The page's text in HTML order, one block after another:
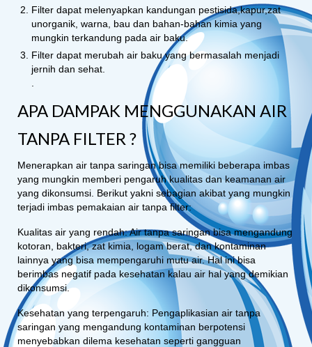
Filter dapat melenyapkan kandungan pestisida,kapur,zat
unorganik, warna, bau dan bahan-bahan kimia yang
mungkin terkandung pada air baku.
Filter dapat merubah air baku yang bermasalah menjadi
jernih dan sehat.
APA DAMPAK MENGGUNAKAN AIR
TANPA FILTER ?
Menerapkan air tanpa saringan bisa memiliki beberapa imbas
yang mungkin memberi pengaruh kualitas dan keamanan air
yang dikonsumsi. Berikut yakni sebagian akibat yang mungkin
terjadi imbas pemakaian air tanpa filter:
Kualitas air yang rendah: Air tanpa saringan bisa mengandung
kotoran, bakteri, zat kimia, logam berat, dan kontaminan
lainnya yang bisa mempengaruhi mutu air. Hal ini bisa
berimbas negatif pada kesehatan kalau air hal yang demikian
dikonsumsi.
Kesehatan yang terpengaruh: Pengaplikasian air tanpa
saringan yang mengandung kontaminan berpotensi
menyebabkan dilema kesehatan seperti gangguan